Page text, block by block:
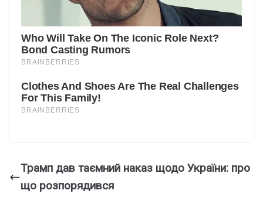
Трамп дав таємний наказ щодо України: про
що розпорядився